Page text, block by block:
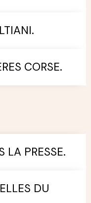
CORSE.
LA PRESSE.
DU